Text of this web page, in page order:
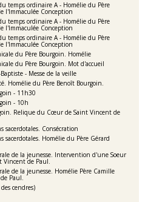
temps ordinaire A - Homélie du Père
l'Immaculée Conception
temps ordinaire A - Homélie du Père
l'Immaculée Conception
temps ordinaire A - Homélie du Père
l'Immaculée Conception
du Père Bourgoin. Homélie
du Père Bourgoin. Mot d'accueil
- Messe de la veille
Homélie du Père Benoît Bourgoin.
- 11h30
- 10h
Relique du Cœur de Saint Vincent de
sacerdotales. Consécration
sacerdotales. Homélie du Père Gérard
de la jeunesse. Intervention d'une Soeur
Vincent de Paul.
de la jeunesse. Homélie Père Camille
Paul.
cendres)